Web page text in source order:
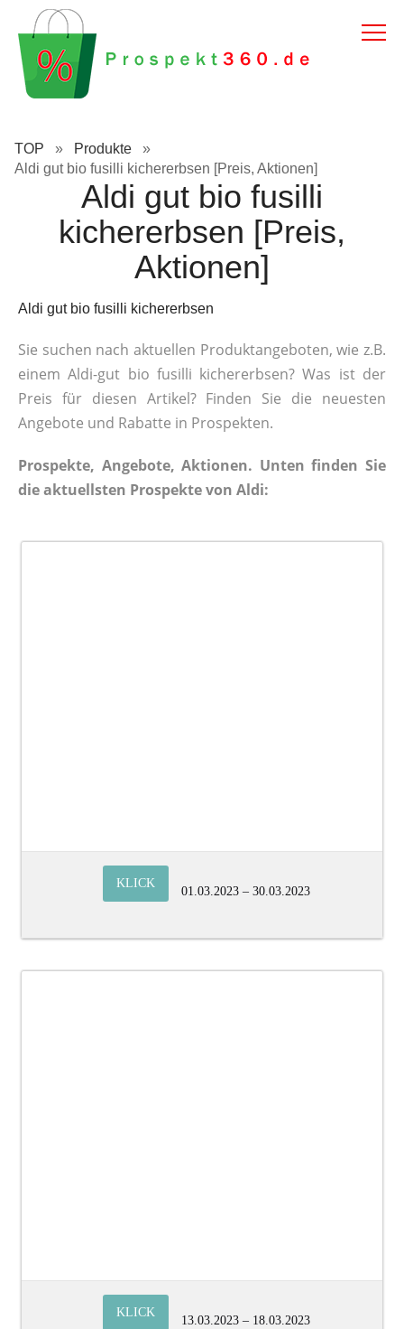
TOP » Produkte
»
Aldi gut bio fusilli kichererbsen [Preis, Aktionen]
Aldi gut bio fusilli
kichererbsen [Preis,
Aktionen]
Aldi gut bio fusilli kichererbsen
Sie suchen nach aktuellen Produktangeboten, wie z.B.
einem Aldi-gut bio fusilli kichererbsen? Was ist der
Preis für diesen Artikel? Finden Sie die neuesten
Angebote und Rabatte in Prospekten.
Prospekte, Angebote, Aktionen. Unten finden Sie
die aktuellsten Prospekte von Aldi:
KLICK
01.03.2023 – 30.03.2023
KLICK
13.03.2023 – 18.03.2023